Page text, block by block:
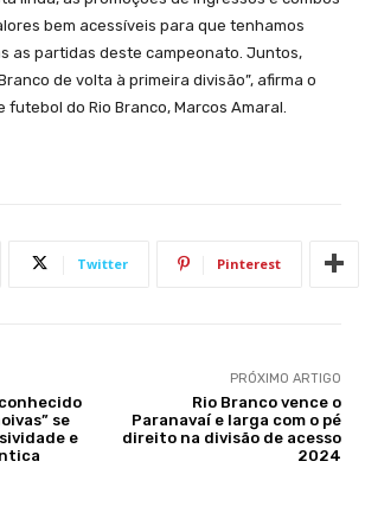
bem acessíveis para que tenhamos
as partidas deste campeonato. Juntos,
de volta à primeira divisão”, afirma o
do Rio Branco, Marcos Amaral.
Twitter Pinterest
se
e
PRÓXIMO ARTIGO
Rio Branco vence o
Paranavaí e larga com o pé
direito na divisão de acesso
2024